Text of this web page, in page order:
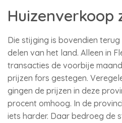
Huizenverkoop
Die stijging is bovendien
delen van het land. Alleen in
transacties de voorbije
prijzen fors gestegen.
gingen de prijzen in deze
procent omhoog. In de
iets harder. Daar bedroeg de